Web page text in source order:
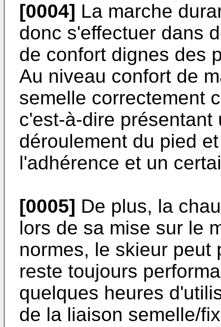
[0004] La marche
donc s'effectuer dans
de confort dignes des
Au niveau confort de
semelle correctement
c'est-à-dire
déroulement du pied
l'adhérence et un
[0005] De plus, la
lors de sa mise sur le
normes, le skieur peut
reste toujours
quelques heures
de la liaison semelle/